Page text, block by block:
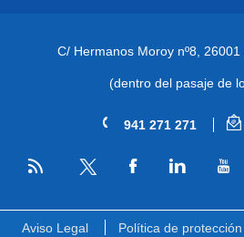
C/ Hermanos Moroy nº8, 26001
(dentro del pasaje de
941 271 271
RSS
Aviso Legal Política de